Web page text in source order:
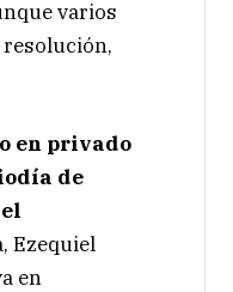
varios
en privado
de
Ezequiel
en